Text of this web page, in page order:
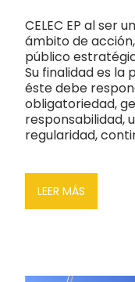
CELEC EP al ser
ámbito de
público
Su finalidad es la
éste debe
obligatoriedad,
responsabilidad,
regularidad,
LEER MÁS